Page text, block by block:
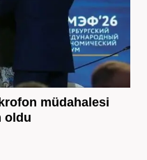
müdahalesi
oldu